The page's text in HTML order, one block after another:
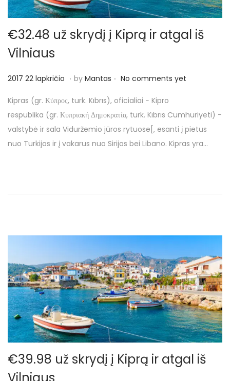
€32.48 už skrydį į Kiprą ir atgal iš
Vilniaus
P
s
t
e
d
2017 22 lapkričio 2
1
7
2
2
i
i
o
. by Mantas . No comments yet
Kipras (gr. Κύπρος, turk. Kıbrıs), oficialiai − Kipro
respublika (gr. Κυπριακή Δημοκρατία, turk. Kıbrıs Cumhuriyeti) −
valstybė ir sala Viduržemio jūros rytuose[, esanti į pietus
nuo Turkijos ir į vakarus nuo Sirijos bei Libano. Kipras yra…
€39.98 už skrydį į Kiprą ir atgal iš